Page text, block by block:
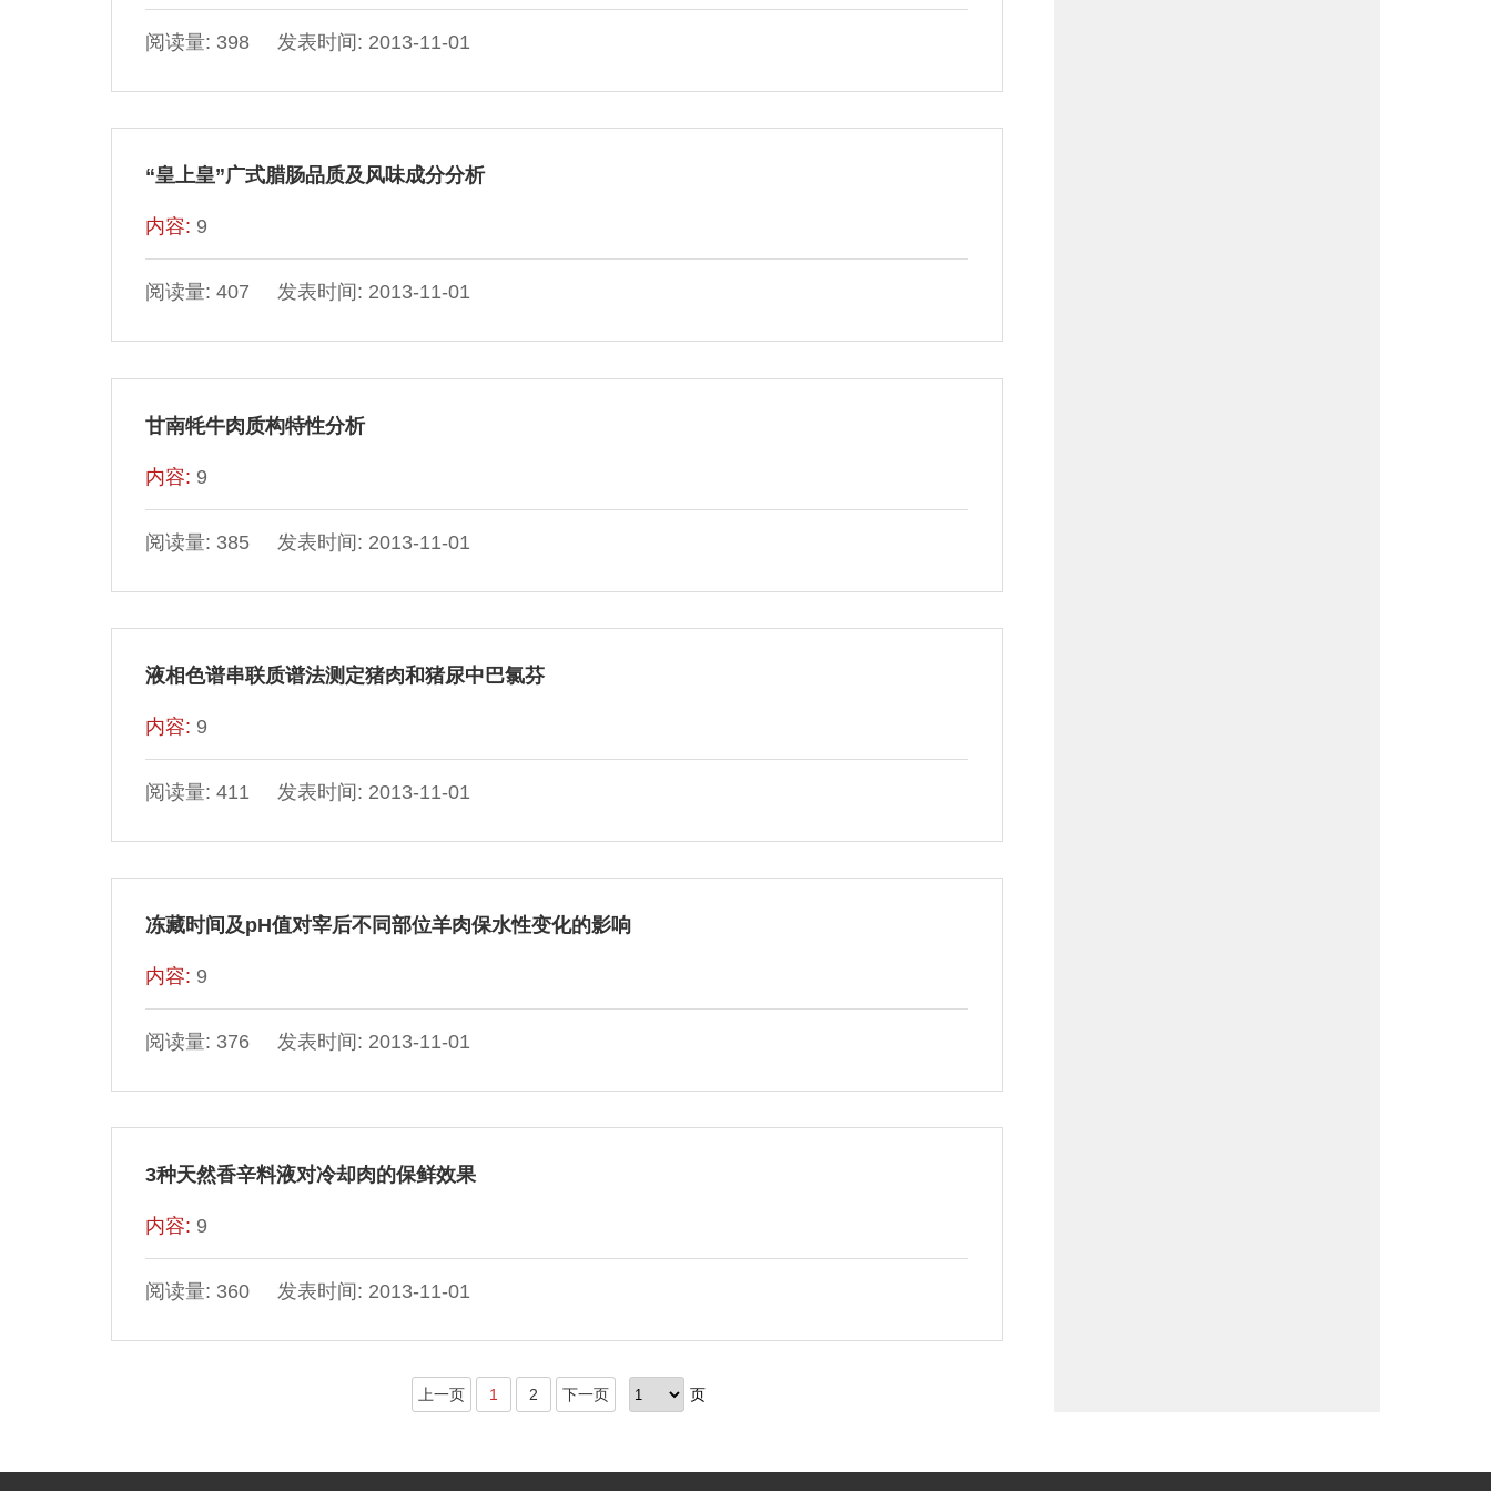
阅读量: 398 发表时间: 2013-11-01
“皇上皇”广式腊肠品质及风味成分分析
内容: 9
阅读量: 407 发表时间: 2013-11-01
甘南牦牛肉质构特性分析
内容: 9
阅读量: 385 发表时间: 2013-11-01
液相色谱串联质谱法测定猪肉和猪尿中巴氯芬
内容: 9
阅读量: 411 发表时间: 2013-11-01
冻藏时间及pH值对宰后不同部位羊肉保水性变化的影响
内容: 9
阅读量: 376 发表时间: 2013-11-01
3种天然香辛料液对冷却肉的保鲜效果
内容: 9
阅读量: 360 发表时间: 2013-11-01
上一页 1 2 下一页 页